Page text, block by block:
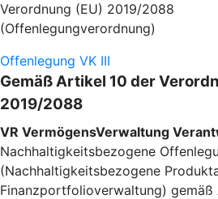
Verordnung (EU) 2019/2088
(Offenlegungverordnung)
Offenlegung VK III
Gemäß Artikel 10 der
2019/2088
VR VermögensVerwaltung
Nachhaltigkeitsbezogene
(Nachhaltigkeitsbezogene
Finanzportfolioverwaltung) gemäß